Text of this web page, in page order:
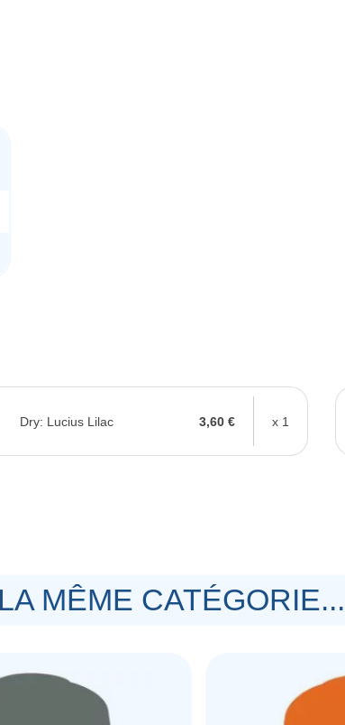
Dry: Lucius Lilac 3,60 € x 1
MÊME CATÉGORIE...